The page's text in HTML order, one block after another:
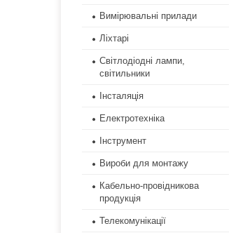
Вимірювальні прилади
Ліхтарі
Світлодіодні лампи,
світильники
Інсталяція
Електротехніка
Інструмент
Вироби для монтажу
Кабельно-провідникова
продукція
Телекомунікації